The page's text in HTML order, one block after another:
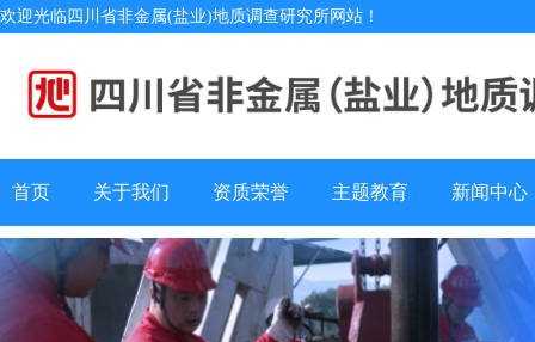
欢迎光临四川省非金属(盐业)地质调查研究所网站！
首页 关于我们 资质荣誉 主题教育 新闻中心